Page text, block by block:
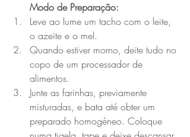
Modo de Preparação:
Leve ao lume um tacho com o leite,
o azeite e o mel.
Quando estiver morno, deite tudo no
copo de um processador de
alimentos.
Junte as farinhas, previamente
misturadas, e bata até obter um
preparado homogéneo. Coloque